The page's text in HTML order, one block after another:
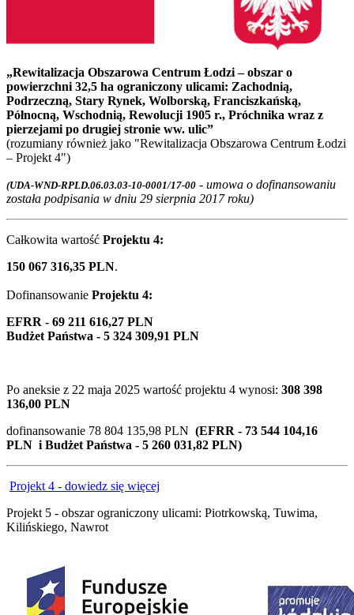
„Rewitalizacja Obszarowa Centrum Łodzi – obszar o
powierzchni 32,5 ha ograniczony ulicami: Zachodnią,
Podrzeczną, Stary Rynek, Wolborską, Franciszkańską,
Północną, Wschodnią, Rewolucji 1905 r., Próchnika wraz z
pierzejami po drugiej stronie ww. ulic”
(rozumiany również jako "Rewitalizacja Obszarowa Centrum Łodzi
– Projekt 4")
(UDA-WND-RPLD.06.03.03-10-0001/17-00 - umowa o dofinansowaniu
została podpisania w dniu 29 sierpnia 2017 roku)
Całkowita wartość Projektu 4:
150 067 316,35 PLN.
Dofinansowanie Projektu 4:
EFRR - 69 211 616,27 PLN
Budżet Państwa - 5 324 309,91 PLN
Po aneksie z 22 maja 2025 wartość projektu 4 wynosi: 308 398
136,00 PLN
dofinansowanie 78 804 135,98 PLN (EFRR - 73 544 104,16
PLN i Budżet Państwa - 5 260 031,82 PLN)
Projekt 4 - dowiedz się więcej
Projekt 5 - obszar ograniczony ulicami: Piotrkowską, Tuwima,
Kilińskiego, Nawrot